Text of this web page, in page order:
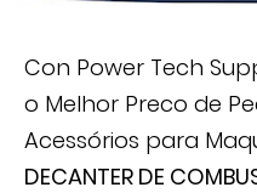
Con Power Tech
o Melhor Preco de
Acessórios para
DECANTER DE